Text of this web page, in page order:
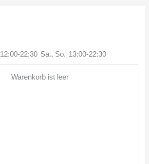
12:00-22:30 Sa., So. 13:00-22:30
Warenkorb ist leer